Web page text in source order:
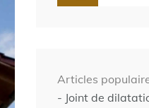
Articles
- Joint de